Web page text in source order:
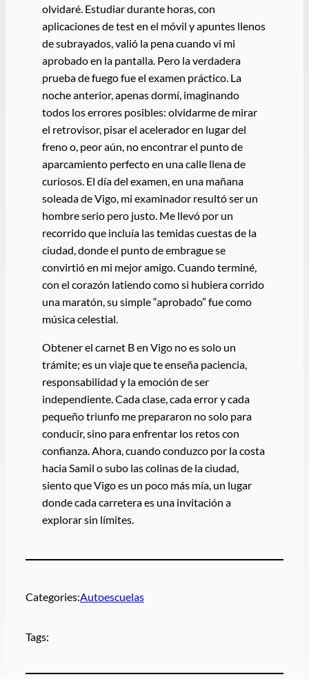
olvidaré. Estudiar durante horas, con
aplicaciones de test en el móvil y apuntes llenos
de subrayados, valió la pena cuando vi mi
aprobado en la pantalla. Pero la verdadera
prueba de fuego fue el examen práctico. La
noche anterior, apenas dormí, imaginando
todos los errores posibles: olvidarme de mirar
el retrovisor, pisar el acelerador en lugar del
freno o, peor aún, no encontrar el punto de
aparcamiento perfecto en una calle llena de
curiosos. El día del examen, en una mañana
soleada de Vigo, mi examinador resultó ser un
hombre serio pero justo. Me llevó por un
recorrido que incluía las temidas cuestas de la
ciudad, donde el punto de embrague se
convirtió en mi mejor amigo. Cuando terminé,
con el corazón latiendo como si hubiera corrido
una maratón, su simple “aprobado” fue como
música celestial.
Obtener el carnet B en Vigo no es solo un
trámite; es un viaje que te enseña paciencia,
responsabilidad y la emoción de ser
independiente. Cada clase, cada error y cada
pequeño triunfo me prepararon no solo para
conducir, sino para enfrentar los retos con
confianza. Ahora, cuando conduzco por la costa
hacia Samil o subo las colinas de la ciudad,
siento que Vigo es un poco más mía, un lugar
donde cada carretera es una invitación a
explorar sin límites.
Categories:Autoescuelas
Tags: